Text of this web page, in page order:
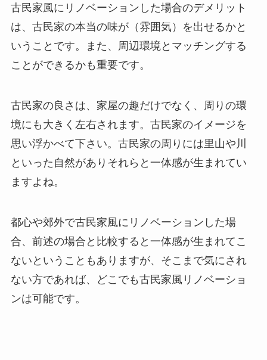
古民家風にリノベーションした場合のデメリット
は、古民家の本当の味が（雰囲気）を出せるかと
いうことです。また、周辺環境とマッチングする
ことができるかも重要です。
古民家の良さは、家屋の趣だけでなく、周りの環
境にも大きく左右されます。古民家のイメージを
思い浮かべて下さい。古民家の周りには里山や川
といった自然がありそれらと一体感が生まれてい
ますよね。
都心や郊外で古民家風にリノベーションした場
合、前述の場合と比較すると一体感が生まれてこ
ないということもありますが、そこまで気にされ
ない方であれば、どこでも古民家風リノベーショ
ンは可能です。